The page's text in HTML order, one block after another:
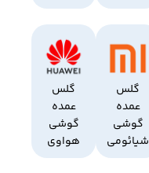
گلس
عمده
گوشی
شیائومی
گلس
عمده
گوشی
هواوی